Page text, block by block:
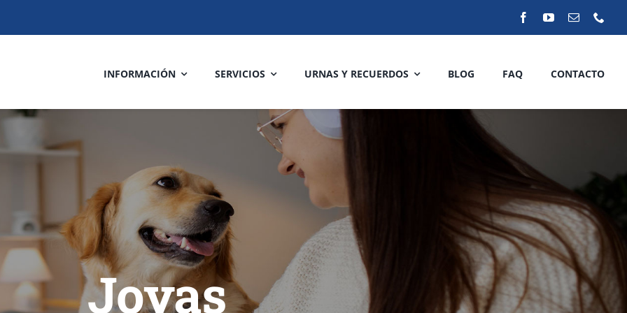
INFORMACIÓN SERVICIOS URNAS Y RECUERDOS BLOG FAQ CONTACTO
Joyas